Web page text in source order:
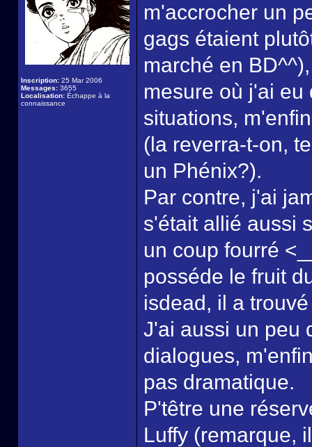
Inscription: 25 Mar 2006
Messages: 3655
Localisation: Échappe à la
connaissance
m'accrocher un
gags étaient
marché en
mesure où j'ai
situations,
(la reverra-t-on,
un Phénix?).
Par contre, j'ai
s'était allié aussi
un coup fourré
posséde le fruit
isdead, il a
J'ai aussi un peu
dialogues,
pas dramatique.
P'têtre une
Luffy (remarque,